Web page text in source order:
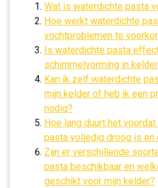
Wat is waterdichte pasta
Hoe werkt waterdichte
vochtproblemen te
Is waterdichte pasta
schimmelvorming in
Kan ik zelf waterdichte
mijn kelder of heb ik een
nodig?
Hoe lang duurt het
pasta volledig droog is
Zijn er verschillende
pasta beschikbaar en
geschikt voor mijn kelder?